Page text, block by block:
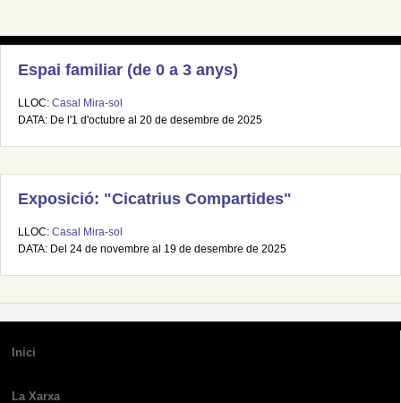
Espai familiar (de 0 a 3 anys)
LLOC: Casal Mira-sol
DATA: De l'1 d'octubre al 20 de desembre de 2025
Exposició: "Cicatrius Compartides"
LLOC: Casal Mira-sol
DATA: Del 24 de novembre al 19 de desembre de 2025
Inici
La Xarxa